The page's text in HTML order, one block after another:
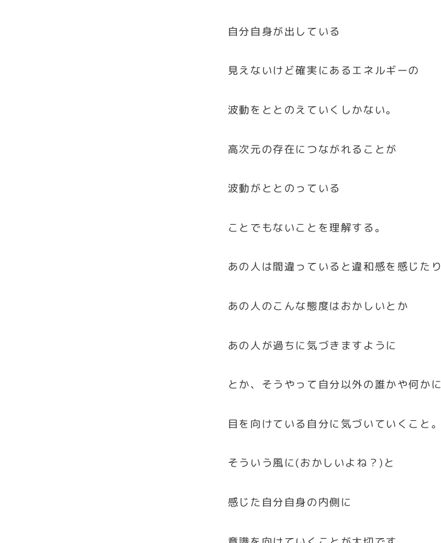
自分自身が出している
見えないけど確実にあるエネルギーの
波動をととのえていくしかない。
高次元の存在につながれることが
波動がととのっている
ことでもないことを理解する。
あの人は間違っていると違和感を感じたり
あの人のこんな態度はおかしいとか
あの人が過ちに気づきますように
とか、そうやって自分以外の誰かや何かに
目を向けている自分に気づいていくこと。
そういう風に(おかしいよね？)と
感じた自分自身の内側に